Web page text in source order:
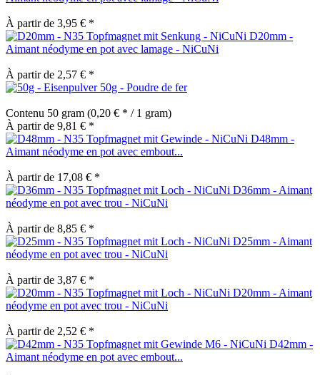
À partir de 3,95 € *
D20mm -
Aimant néodyme en pot avec lamage - NiCuNi
À partir de 2,57 € *
50g - Poudre de fer
Contenu 50 gram (0,20 € * / 1 gram)
À partir de 9,81 € *
D48mm -
Aimant néodyme en pot avec embout...
À partir de 17,08 € *
D36mm - Aimant
néodyme en pot avec trou - NiCuNi
À partir de 8,85 € *
D25mm - Aimant
néodyme en pot avec trou - NiCuNi
À partir de 3,87 € *
D20mm - Aimant
néodyme en pot avec trou - NiCuNi
À partir de 2,52 € *
D42mm -
Aimant néodyme en pot avec embout...